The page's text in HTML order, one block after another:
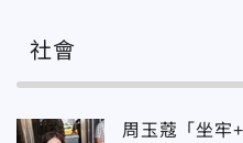
社會
周玉蔻「坐牢